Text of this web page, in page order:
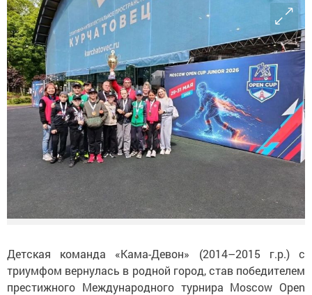
Детская команда «Кама-Девон» (2014–2015 г.р.) с
триумфом вернулась в родной город, став победителем
престижного Международного турнира Moscow Open